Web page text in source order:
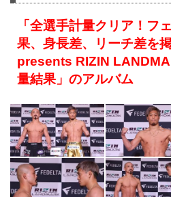
「全選手計量クリア！フ
果、身長差、リーチ差を
presents RIZIN
量結果」のアルバム